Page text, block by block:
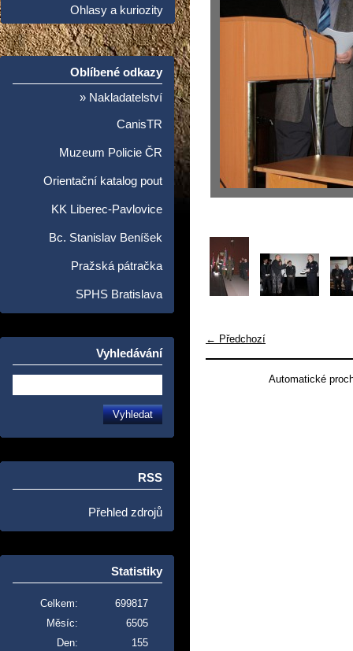
← Předchozí
Automatické
Ohlasy a kuriozity
Oblíbené odkazy
» Nakladatelství
CanisTR
Muzeum Policie ČR
Orientační katalog pout
KK Liberec-Pavlovice
Bc. Stanislav Beníšek
Pražská pátračka
SPHS Bratislava
Vyhledávání
RSS
Přehled zdrojů
Statistiky
Celkem:
699817
Měsíc:
6505
Den:
155